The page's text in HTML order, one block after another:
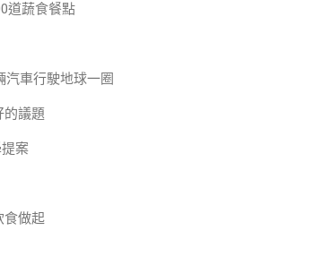
道蔬食餐點
車行駛地球一圈
的議題
案
食做起